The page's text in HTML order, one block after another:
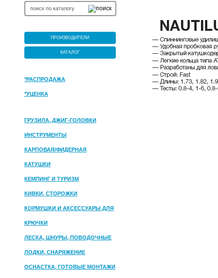
ПРОИЗВОДИТЕЛИ
КАТАЛОГ
*РАСПРОДАЖА
*УЦЕНКА
ГРУЗИЛА, ДЖИГ-ГОЛОВКИ
ИНСТРУМЕНТЫ
КАРПОВАЯ/ФИДЕРНАЯ
КАТУШКИ
КЕМПИНГ И ТУРИЗМ
КИВКИ, СТОРОЖКИ
КОРМУШКИ И АКСЕССУАРЫ ДЛЯ
ПРИКОРМКИ
КРЮЧКИ
ЛЕСКА, ШНУРЫ, ПОВОДОЧНЫЕ
МАТЕРИАЛЫ
ЛОДКИ, СНАРЯЖЕНИЕ
ОСНАСТКА, ГОТОВЫЕ МОНТАЖИ